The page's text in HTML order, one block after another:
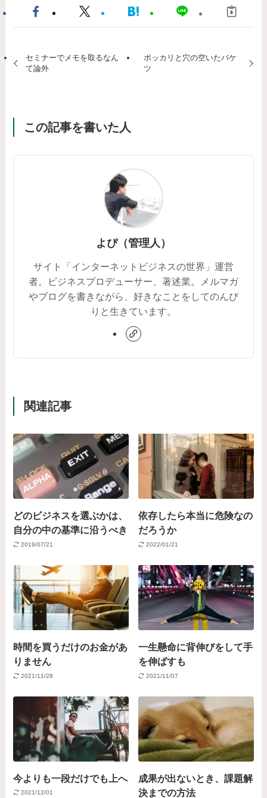
セミナーでメモを取るなん
て論外
ポッカリと穴の空いたバケ
ツ
この記事を書いた人
よぴ（管理人）
サイト「インターネットビジネスの世界」運営
者。ビジネスプロデューサー、著述業。メルマガ
やブログを書きながら、好きなことをしてのんび
りと生きています。
関連記事
どのビジネスを選ぶかは、
自分の中の基準に沿うべき
2019/07/21
依存したら本当に危険なの
だろうか
2022/01/21
時間を買うだけのお金があ
りません
2021/11/28
一生懸命に背伸びをして手
を伸ばすも
2021/11/07
今よりも一段だけでも上へ
2021/12/01
成果が出ないとき、課題解
決までの方法